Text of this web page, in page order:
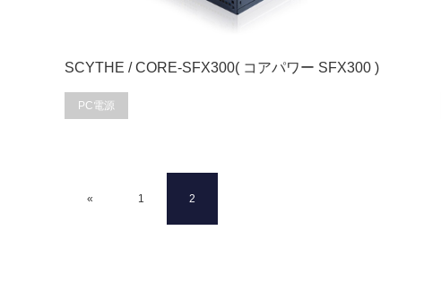
SCYTHE / CORE-SFX300( コアパワー SFX300 )
PC電源
« 1 2